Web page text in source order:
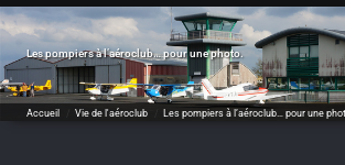
Les pompiers à l’aéroclub… pour une photo.
Accueil Vie de l'aéroclub Les pompiers à l’aéroclub… pour une